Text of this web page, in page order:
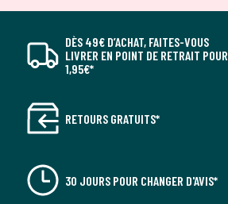
DÈS 49€ D’ACHAT, FAITES-VOUS
LIVRER EN POINT DE RETRAIT POUR
1,95€*
RETOURS GRATUITS*
30 JOURS POUR CHANGER D'AVIS*